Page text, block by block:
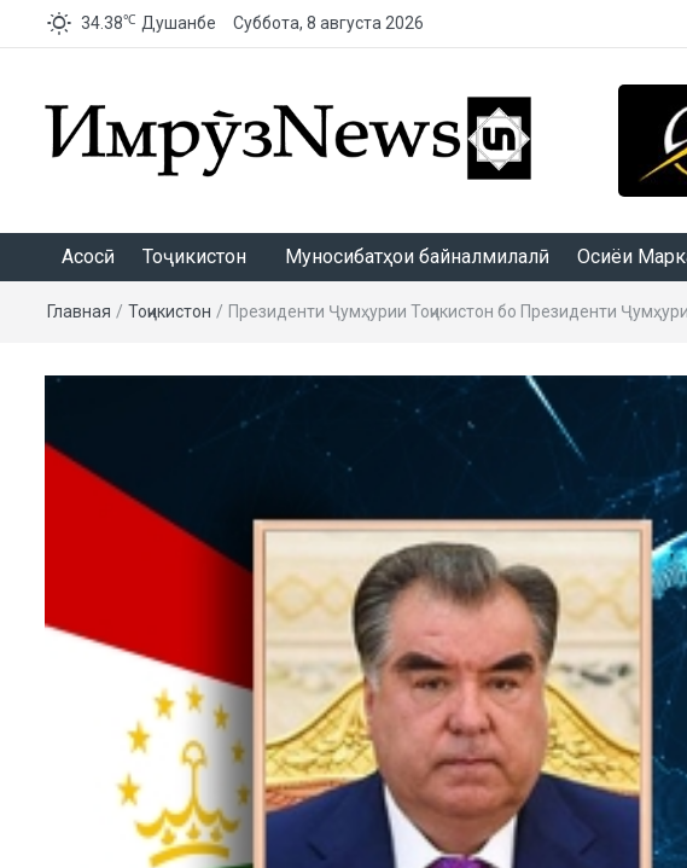
34.38℃ Душанбе Суббота, 8 августа 2026
Асосӣ Тоҷикистон Муносибатҳои байналмилалӣ Осиёи
Главная / Тоҷикистон / Президенти Ҷумҳурии Тоҷикистон бо Президенти